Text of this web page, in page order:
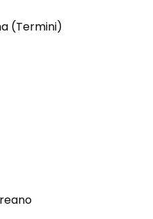
(Termini)